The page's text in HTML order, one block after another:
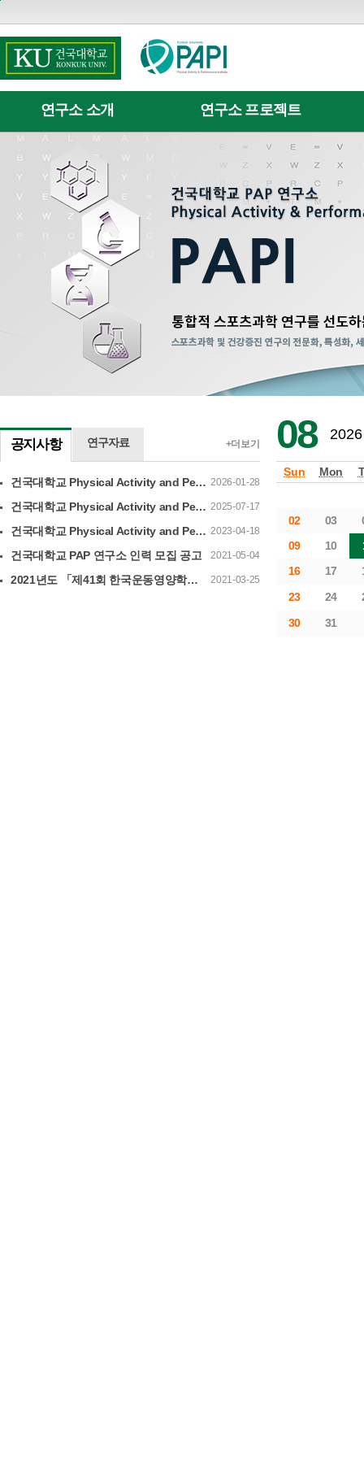
연구소 소개 연구소 프로젝트
공지사항 연구자료
건국대학교 Physical Activity and Performance 연구소 학술연구교수 채용 공고 2026-01-28
건국대학교 Physical Activity and Performance 연구소 학술연구교수 채용 공고 2025-07-17
건국대학교 Physical Activity and Performance 연구소 학술연구교수 채용 공고 2023-04-18
건국대학교 PAP 연구소 인력 모집 공고 2021-05-04
2021년도 「제41회 한국운동영양학회 온라인 춘계학술대회」 2021-03-25
+더보기 08 2026
Sun Mon
02 03
09
10
16
17
23
24
30
31